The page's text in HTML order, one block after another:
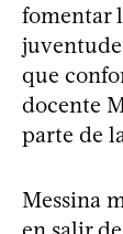
fomentar
que
docente
parte de
Messina